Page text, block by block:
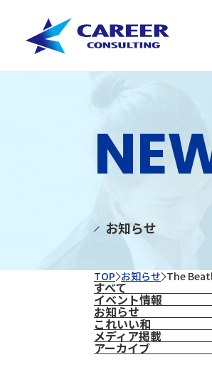
お知らせ
TOP お知らせ The
すべて
イベント情報
お知らせ
これいい和
⁨⁩メディア掲載
アーカイブ